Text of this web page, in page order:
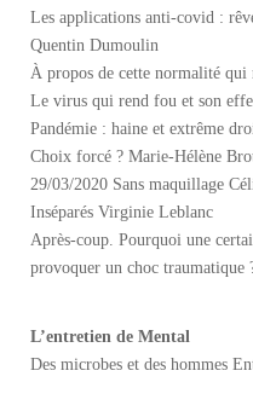
Les applications anti-covid :
Quentin Dumoulin
À propos de cette normalité qui
Le virus qui rend fou et son
Pandémie : haine et extrême
Choix forcé ? Marie-Hélène
29/03/2020 Sans maquillage
Inséparés Virginie Leblanc
Après-coup. Pourquoi une
provoquer un choc traumatique
L’entretien de Mental
Des microbes et des hommes